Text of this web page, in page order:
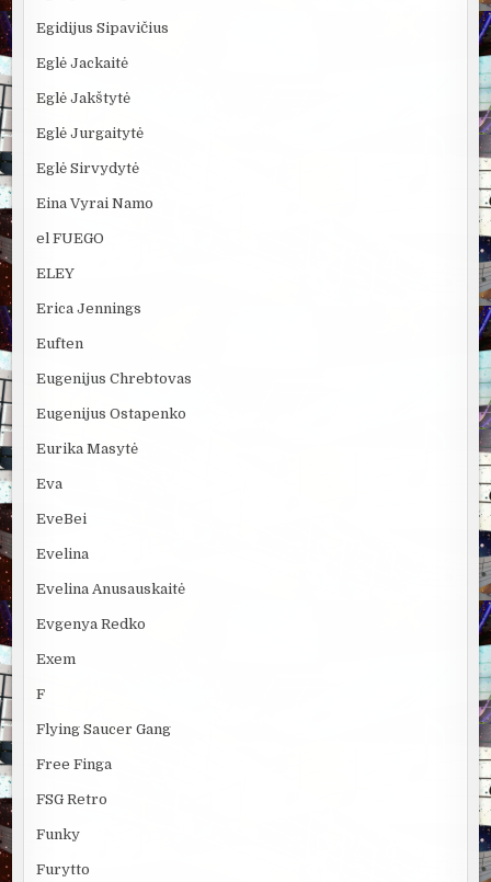
Egidijus Sipavičius
Eglė Jackaitė
Eglė Jakštytė
Eglė Jurgaitytė
Eglė Sirvydytė
Eina Vyrai Namo
el FUEGO
ELEY
Erica Jennings
Euften
Eugenijus Chrebtovas
Eugenijus Ostapenko
Eurika Masytė
Eva
EveBei
Evelina
Evelina Anusauskaitė
Evgenya Redko
Exem
F
Flying Saucer Gang
Free Finga
FSG Retro
Funky
Furytto